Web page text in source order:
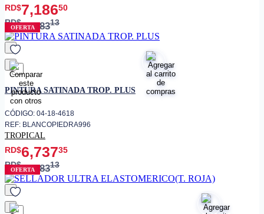
RD$7,18650
RD$8,98313
OFERTA
favorito
PINTURA SATINADA TROP. PLUS
CÓDIGO: 04-18-4618
REF: BLANCOPIEDRA996
TROPICAL
RD$6,73735
RD$8,98313
OFERTA